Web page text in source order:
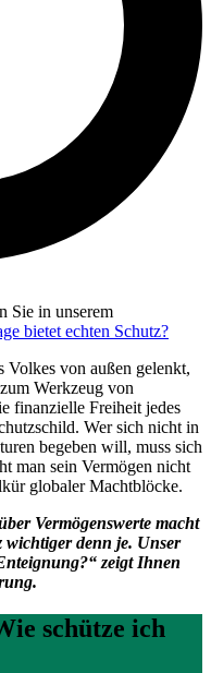
Sie in unserem
bietet echten Schutz?
Volkes von außen gelenkt,
Werkzeug von
finanzielle Freiheit jedes
Wer sich nicht in
begeben will, muss sich
man sein Vermögen nicht
globaler Machtblöcke.
Vermögenswerte macht
wichtiger denn je. Unser
zeigt Ihnen
schütze ich